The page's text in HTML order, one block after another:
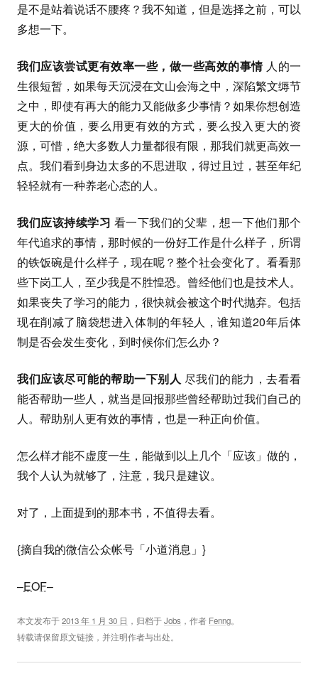
是不是站着说话不腰疼？我不知道，但是选择之前，可以
多想一下。
我们应该尝试更有效率一些，做一些高效的事情人的一
生很短暂，如果每天沉浸在文山会海之中，深陷繁文缛节
之中，即使有再大的能力又能做多少事情？如果你想创造
更大的价值，要么用更有效的方式，要么投入更大的资
源，可惜，绝大多数人力量都很有限，那我们就更高效一
点。我们看到身边太多的不思进取，得过且过，甚至年纪
轻轻就有一种养老心态的人。
我们应该持续学习 看一下我们的父辈，想一下他们那个
年代追求的事情，那时候的一份好工作是什么样子，所谓
的铁饭碗是什么样子，现在呢？整个社会变化了。看看那
些下岗工人，至少我是不胜惶恐。曾经他们也是技术人。
如果丧失了学习的能力，很快就会被这个时代抛弃。包括
现在削减了脑袋想进入体制的年轻人，谁知道20年后体
制是否会发生变化，到时候你们怎么办？
我们应该尽可能的帮助一下别人 尽我们的能力，去看看
能否帮助一些人，就当是回报那些曾经帮助过我们自己的
人。帮助别人更有效的事情，也是一种正向价值。
怎么样才能不虚度一生，能做到以上几个「应该」做的，
我个人认为就够了，注意，我只是建议。
对了，上面提到的那本书，不值得去看。
{摘自我的微信公众帐号「小道消息」}
–EOF–
本文发布于2013 年 1 月 30 日 ，归档于Jobs ，作者 Fenng。
转载请保留原文链接，并注明作者与出处。